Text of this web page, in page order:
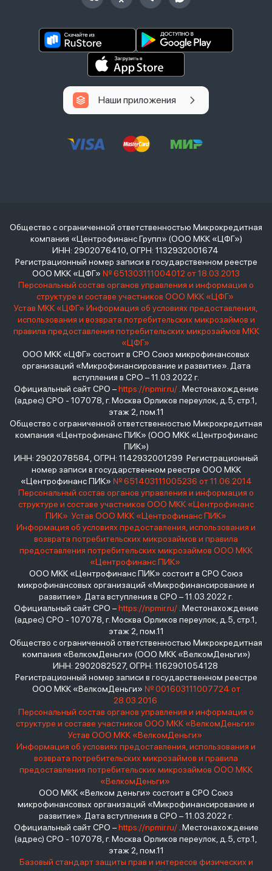
Наши приложения
Общество с ограниченной ответственностью Микрокредитная
компания «Центрофинанс Групп» (ООО МКК «ЦФГ»)
ИНН: 2902076410, ОГРН: 1132932001674
Регистрационный номер записи в государственном реестре
ООО МКК «ЦФГ» № 651303111004012 от 18.03.2013
Персональный состав органов управления и информация о
структуре и составе участников ООО МКК «ЦФГ»
Устав МКК «ЦФГ» Информация об условиях предоставления,
использования и возврата потребительских микрозаймов и
правила предоставления потребительских микрозаймов МКК
«ЦФГ»
ООО МКК «ЦФГ» состоит в СРО Союз микрофинансовых
организаций «Микрофинансирование и развитие». Дата
вступления в СРО – 11.03.2022 г.
Официальный сайт СРО –https://npmir.ru/. Местонахождение
(адрес) СРО - 107078, г. Москва Орликов переулок, д.5, стр.1,
этаж 2, пом.11
Общество с ограниченной ответственностью Микрокредитная
компания «Центрофинанс ПИК» (ООО МКК «Центрофинанс
ПИК»)
ИНН: 2902078584, ОГРН: 1142932001299 Регистрационный
номер записи в государственном реестре ООО МКК
«Центрофинанс ПИК» № 651403111005236 от 11.06.2014
Персональный состав органов управления и информация о
структуре и составе участников ООО МКК «Центрофинанс
ПИК» Устав ООО МКК «Центрофинанс ПИК»
Информация об условиях предоставления, использования и
возврата потребительских микрозаймов и правила
предоставления потребительских микрозаймов ООО МКК
«Центрофинанс ПИК»
ООО МКК «Центрофинанс ПИК» состоит в СРО Союз
микрофинансовых организаций «Микрофинансирование и
развитие». Дата вступления в СРО – 11.03.2022 г.
Официальный сайт СРО –https://npmir.ru/. Местонахождение
(адрес) СРО - 107078, г. Москва Орликов переулок, д.5, стр.1,
этаж 2, пом.11
Общество с ограниченной ответственностью Микрокредитная
компания «ВелкомДеньги» (ООО МКК «ВелкомДеньги»)
ИНН: 2902082527, ОГРН: 1162901054128
Регистрационный номер записи в государственном реестре
ООО МКК «ВелкомДеньги» № 001603111007724 от
28.03.2016
Персональный состав органов управления и информация о
структуре и составе участников ООО МКК «ВелкомДеньги»
Устав ООО МКК «ВелкомДеньги»
Информация об условиях предоставления, использования и
возврата потребительских микрозаймов и правила
предоставления потребительских микрозаймов ООО МКК
«ВелкомДеньги»
ООО МКК «Велком деньги» состоит в СРО Союз
микрофинансовых организаций «Микрофинансирование и
развитие». Дата вступления в СРО – 11.03.2022 г.
Официальный сайт СРО –https://npmir.ru/. Местонахождение
(адрес) СРО - 107078, г. Москва Орликов переулок, д.5, стр.1,
этаж 2, пом.11
Базовый стандарт защиты прав и интересов физических и